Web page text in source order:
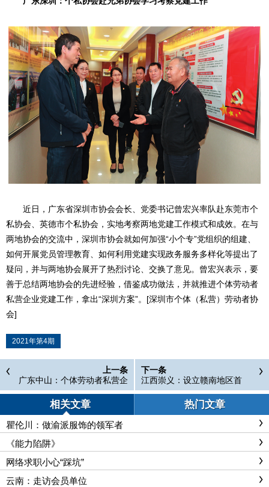
近日，广东省深圳市协会会长、党委书记曾宏兴率队赴东莞市个
私协会、英德市个私协会，实地考察两地党建工作模式和成效。在与
两地协会的交流中，深圳市协会就如何加强“小个专”党组织的组建、
如何开展党员管理教育、如何利用党建实现政务服务多样化等提出了
疑问，并与两地协会展开了热烈讨论、交换了意见。曾宏兴表示，要
善于总结两地协会的先进经验，借鉴成功做法，并就推进个体劳动者
私营企业党建工作，拿出“深圳方案”。[深圳市个体（私营）劳动者协
会]
2021年第4期
上一条
广东中山：个体劳动者私营企
业党建工作会议暨个私协会换
届动员会召开
下一条
江西崇义：设立赣南地区首
个“小个专”专业党委
相关文章 热门文章
瞿伦川：做渝派服饰的领军者
《能力陷阱》
网络求职小心“踩坑”
云南：走访会员单位